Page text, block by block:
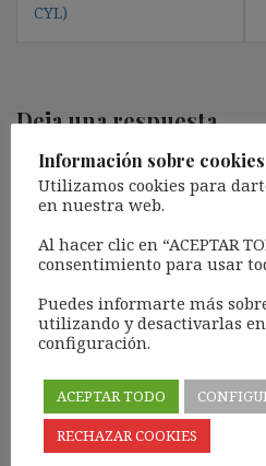
CYL)
Deja una respuesta
Tu dirección de correo
campos obligatorios están
Comentario*
Nombre*
Información sobre cookies
Utilizamos cookies para
en nuestra web.
Al hacer clic en “ACEPTAR
consentimiento para usar
Puedes informarte más
utilizando y desactivarlas
configuración.
ACEPTAR TODO
RECHAZAR COOKIES